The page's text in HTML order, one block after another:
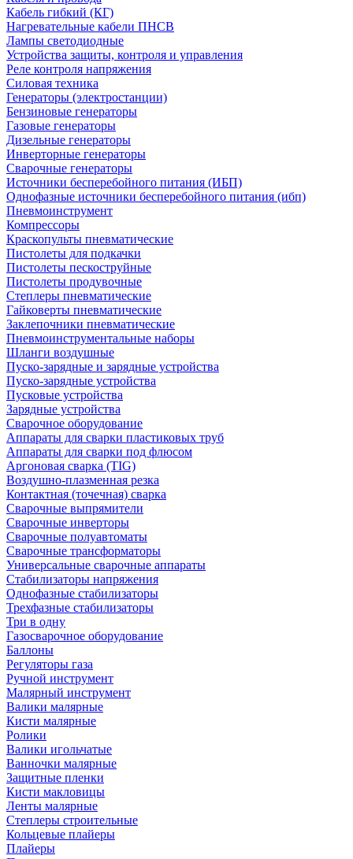
Кабель гибкий (КГ)
Нагревательные кабели ПНСВ
Лампы светодиодные
Устройства защиты, контроля и управления
Реле контроля напряжения
Силовая техника
Генераторы (электростанции)
Бензиновые генераторы
Газовые генераторы
Дизельные генераторы
Инверторные генераторы
Сварочные генераторы
Источники бесперебойного питания (ИБП)
Однофазные источники бесперебойного питания (ибп)
Пневмоинструмент
Компрессоры
Краскопульты пневматические
Пистолеты для подкачки
Пистолеты пескоструйные
Пистолеты продувочные
Степлеры пневматические
Гайковерты пневматические
Заклепочники пневматические
Пневмоинструментальные наборы
Шланги воздушные
Пуско-зарядные и зарядные устройства
Пуско-зарядные устройства
Пусковые устройства
Зарядные устройства
Сварочное оборудование
Аппараты для сварки пластиковых труб
Аппараты для сварки под флюсом
Аргоновая сварка (TIG)
Воздушно-плазменная резка
Контактная (точечная) сварка
Сварочные выпрямители
Сварочные инверторы
Сварочные полуавтоматы
Сварочные трансформаторы
Универсальные сварочные аппараты
Стабилизаторы напряжения
Однофазные стабилизаторы
Трехфазные стабилизаторы
Три в одну
Газосварочное оборудование
Баллоны
Регуляторы газа
Ручной инструмент
Малярный инструмент
Валики малярные
Кисти малярные
Ролики
Валики игольчатые
Ванночки малярные
Защитные пленки
Кисти макловицы
Ленты малярные
Степлеры строительные
Кольцевые плайеры
Плайеры